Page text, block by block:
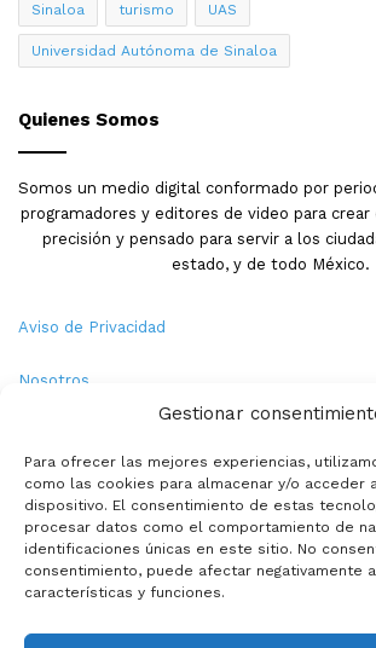
Gestionar
Para ofrecer las mejores experiencias,
como las cookies para almacenar y/o acceder
dispositivo. El consentimiento de estas
procesar datos como el comportamiento de
identificaciones únicas en este sitio. No
consentimiento, puede afectar negativamente
características y funciones.
Sinaloa turismo UAS
Universidad Autónoma de Sinaloa
Quienes Somos
Somos un medio digital conformado por
programadores y editores de video para
precisión y pensado para servir a los
estado, y de todo México.
Aviso de Privacidad
Nosotros
Política de Cookies
Contacto